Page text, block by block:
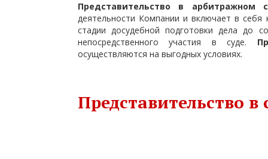
Представительство в арбитражном
деятельности Компании и включает в себя
стадии досудебной подготовки дела до
непосредственного участия в суде.
осуществляются на выгодных условиях.
Представительство в